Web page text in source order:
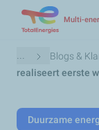
Multi-
Kruimelpad
... Blogs &
realiseert eerste
Duurzame